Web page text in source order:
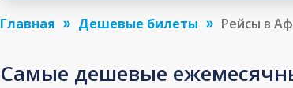
Главная Дешевые билеты Рейсы в
Самые дешевые